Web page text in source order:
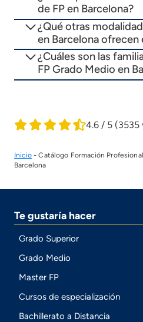
de FP en Barcelona?
¿Qué otras
en Barcelona ofrecen
¿Cuáles son las
FP Grado Medio en
4.6 / 5 (3535
Inicio-Catálogo Formación Profesional
Barcelona
Te gustaría hacer
Grado Superior
Grado Medio
Master FP
Cursos de especialización
Bachillerato a Distancia